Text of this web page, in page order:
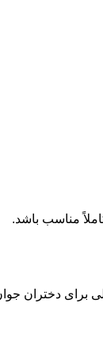
مناسب باشد.
برای دختران